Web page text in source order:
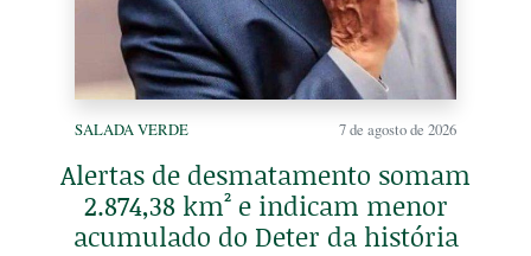
SALADA VERDE 7 de agosto de 2026
Alertas de desmatamento somam
2.874,38 km² e indicam menor
acumulado do Deter da história